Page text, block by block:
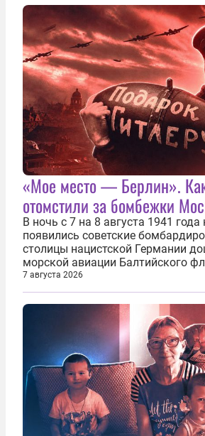
«Мое место — Берлин».
отомстили за бомбежки
В ночь с 7 на 8 августа 1941
появились советские
столицы нацистской Германии
морской авиации Балтийского
сбросили бомбы на город,
жил в полной уверенности, что
далеко на востоке, Красная...
7 августа 2026